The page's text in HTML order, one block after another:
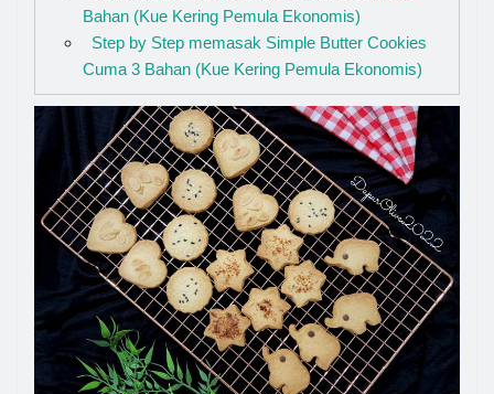
Bahan (Kue Kering Pemula Ekonomis)
Step by Step memasak Simple Butter Cookies
Cuma 3 Bahan (Kue Kering Pemula Ekonomis)